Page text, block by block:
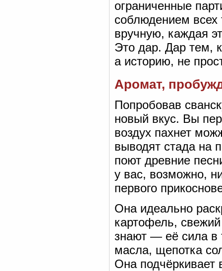
ограниченные
соблюдением всех
вручную, каждая
Это дар. Дар тем,
а историю, не
Аромат,
Попробовав
новый вкус. Вы
воздух пахнет
выводят стада на
поют древние
у вас, возможно,
первого
Она идеально
картофель,
знают — её сила в
масла, щепотка
Она